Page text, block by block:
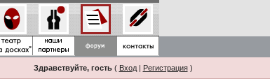
Здравствуйте, гость( Вход| Регистрация)